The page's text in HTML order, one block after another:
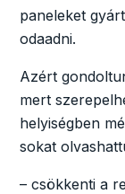
paneleket
odaadni.
Azért
mert
helyiségben
sokat
– csökkenti a